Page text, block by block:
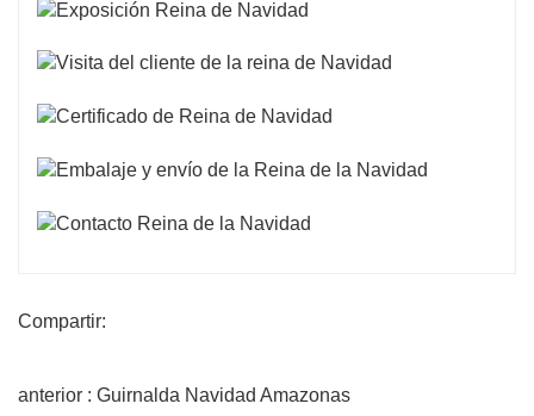
Compartir:
anterior : Guirnalda Navidad Amazonas